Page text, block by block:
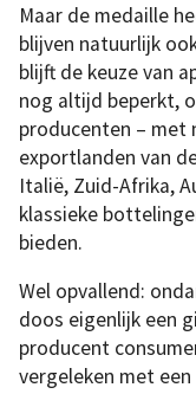
Maar de medaille
blijven natuurlijk
blijft de keuze van
nog altijd beperkt,
producenten – met
exportlanden van
Italië, Zuid-Afrika,
klassieke
bieden.
Wel opvallend:
doos eigenlijk een
producent
vergeleken met